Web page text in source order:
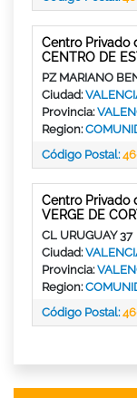
Centro Privado
CENTRO DE
PZ MARIANO
Ciudad:
Provincia:
Region:
Código Postal:
Centro Privado
VERGE DE
CL URUGUAY 37
Ciudad:
Provincia:
Region:
Código Postal: